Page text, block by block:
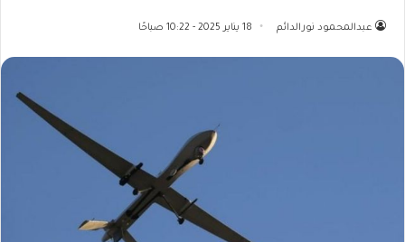
عبدالمحمود نورالدائم 18 يناير 2025 - 10:22 صباحًا